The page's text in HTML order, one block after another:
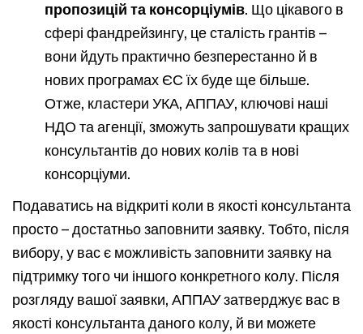
пропозицій та консорціумів. Що цікавого в
сфері фандрейзингу, це сталість грантів –
вони йдуть практично безперестанно й в
нових програмах ЄС їх буде ще більше.
Отже, кластери УКА, АППАУ, ключові наші
НДО та агенції, зможуть запрошувати кращих
консультантів до нових колів та в нові
консорціуми.
Подаватись на відкриті коли в якості консультанта
просто – достатньо заповнити заявку. Тобто, після
вибору, у вас є можливість заповнити заявку на
підтримку того чи іншого конкретного колу. Після
розгляду вашої заявки, АППАУ затверджує вас в
якості консультанта даного колу, й ви можете